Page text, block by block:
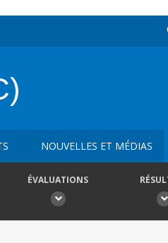
NOUVELLES ET MÉDIAS
ÉVALUATIONS